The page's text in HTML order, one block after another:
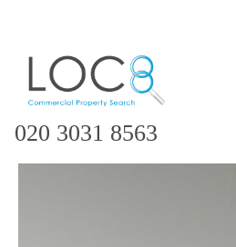
020 3031 8563